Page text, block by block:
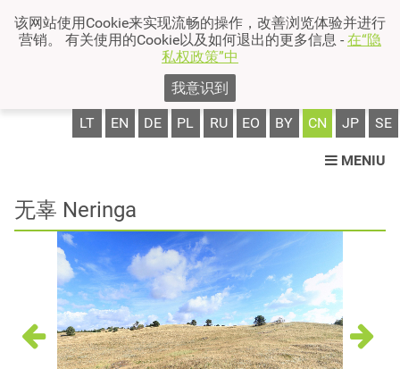
该网站使用Cookie来实现流畅的操作，改善浏览体验并进行
营销。 有关使用的Cookie以及如何退出的更多信息 - 在“隐
私权政策”中
我意识到
LT EN DE PL RU EO BY CN JP SE
MENIU
无辜 Neringa